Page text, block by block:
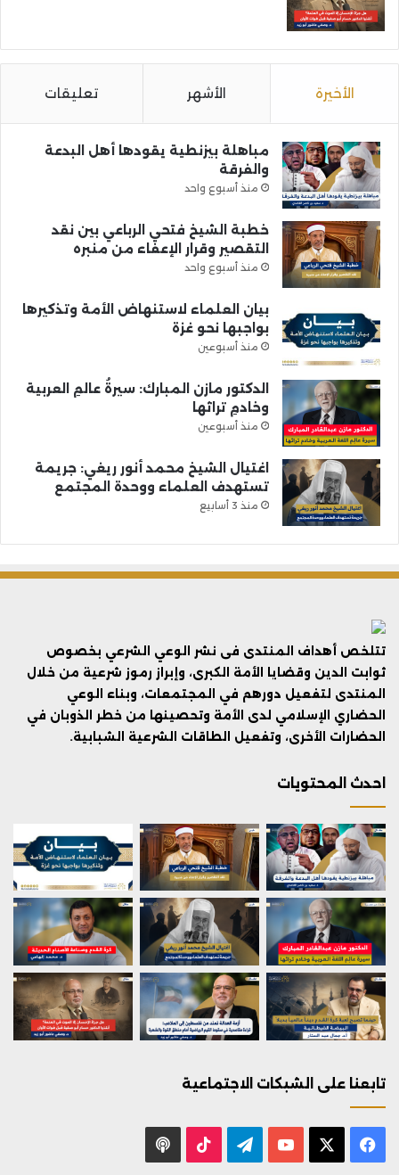
الأخيرة الأشهر تعليقات
مباهلة بيزنطية يقودها أهل البدعة
والفرقة
منذ أسبوع واحد
خطبة الشيخ فتحي الرباعي بين نقد
التقصير وقرار الإعفاء من منبره
منذ أسبوع واحد
بيان العلماء لاستنهاض الأمة وتذكيرها
بواجبها نحو غزة
منذ أسبوعين
الدكتور مازن المبارك: سيرةُ عالمِ العربية
وخادمِ تراثها
منذ أسبوعين
اغتيال الشيخ محمد أنور ريغي: جريمة
تستهدف العلماء ووحدة المجتمع
منذ 3 أسابيع
تتلخص أهداف المنتدى فى نشر الوعي الشرعي بخصوص
ثوابت الدين وقضايا الأمة الكبرى، وإبراز رموز شرعية من خلال
المنتدى لتفعيل دورهم في المجتمعات، وبناء الوعي
الحضاري الإسلامي لدى الأمة وتحصينها من خطر الذوبان في
الحضارات الأخرى، وتفعيل الطاقات الشرعية الشبابية.
احدث المحتويات
تابعنا على الشبكات الاجتماعية
فيسبوك يوتيوب تيلقرام ‫TikTok